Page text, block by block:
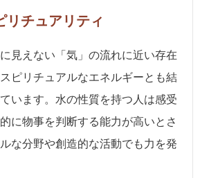
リチュアリティ
見えない「気」の流れに近い存在
ピリチュアルなエネルギーとも結
います。水の性質を持つ人は感受
に物事を判断する能力が高いとさ
な分野や創造的な活動でも力を発